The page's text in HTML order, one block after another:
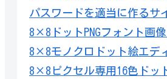
パスワードを適当に作るサ
8×8ドットPNGフォント画
8×8モノクロドット絵エデ
8×8ピクセル専用16色ドッ